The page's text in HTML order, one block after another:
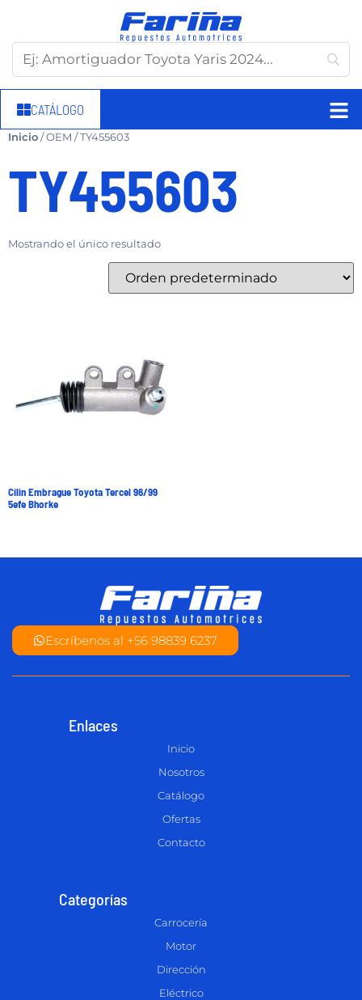
CATÁLOGO
Inicio/ OEM / TY455603
TY455603
Mostrando el único resultado
Cilin Embrague Toyota Tercel 96/99
5efe Bhorke
Escríbenos al +56 98839 6237
Enlaces
Inicio
Nosotros
Catálogo
Ofertas
Contacto
Categorías
Carrocería
Motor
Dirección
Eléctrico